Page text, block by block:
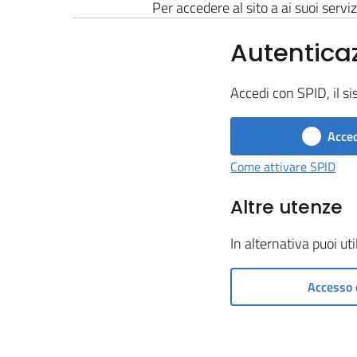
Per accedere al sito a ai suoi
Accedi con SPID, il
Come attivare SPID
Altre utenze
In alternativa puoi